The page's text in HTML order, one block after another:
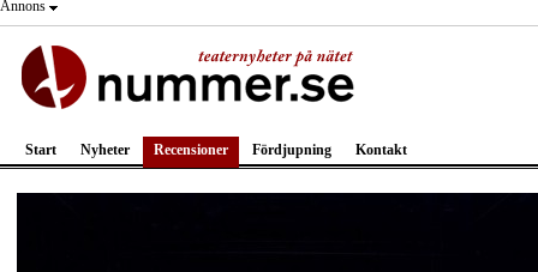
Annons
Start Nyheter Recensioner Fördjupning Kontakt